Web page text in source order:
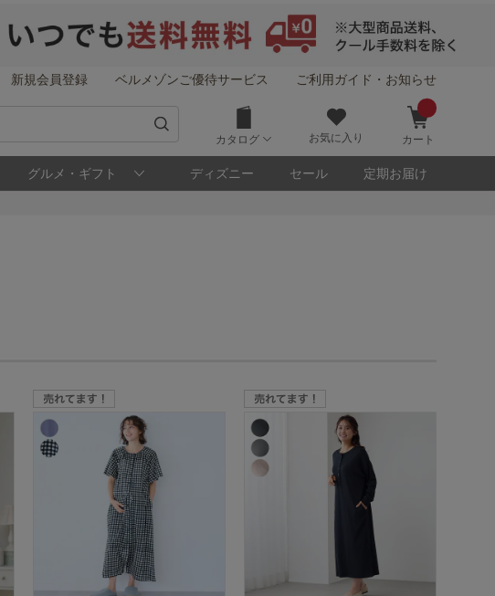
新規会員登録 ベルメゾンご優待サービス ご利用ガイド・お知らせ
カタログ お気に入り カート
グルメ・ギフト ディズニー セール 定期お届け